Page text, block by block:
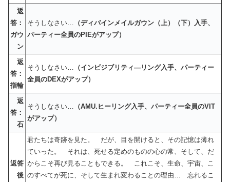
返
答：
ガウ
ン
そうしなさい…
（ディバインメイルガウン（上）（下）入手、
パーティー全員のPIEがアップ）
返
答：
指輪
そうしなさい…
（インビジブリティ―リング入手、パーティー
全員のDEXがアップ）
返
答：
石
そうしなさい…
（AMU.ヒーリング入手、パーティー全員のVIT
がアップ）
返答
後
君たちは奇跡を見た。 だが、目を開けると、その記憶は薄れ
ていった。 それは、死せる定めのものの心の常、そして、だ
からこそ再び見ることもできる。 これこそ、生命、宇宙、こ
のすべてが死に、そして生まれ変わることの理由… 忘れるこ